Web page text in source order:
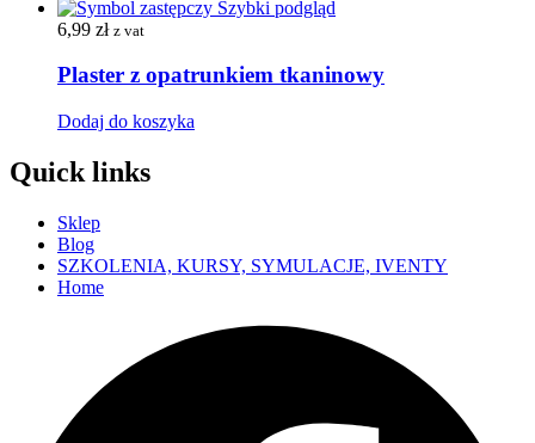
Szybki podgląd
6,99 zł z vat
Plaster z opatrunkiem tkaninowy
Dodaj do koszyka
Quick links
Sklep
Blog
SZKOLENIA, KURSY, SYMULACJE, IVENTY
Home